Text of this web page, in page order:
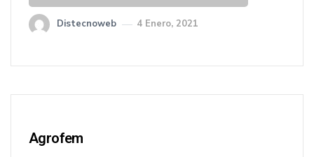
Distecnoweb 4 Enero, 2021
Agrofem